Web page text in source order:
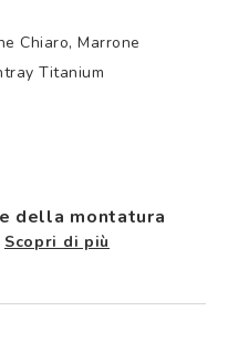
Chiaro, Marrone
Titanium
della montatura
Scopri di più